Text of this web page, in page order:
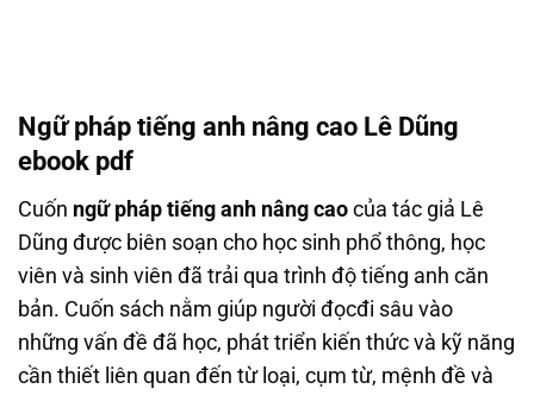
Ngữ pháp tiếng anh nâng cao Lê Dũng
ebook pdf
Cuốn ngữ pháp tiếng anh nâng caocủa tác giả Lê
Dũng được biên soạn cho học sinh phổ thông, học
viên và sinh viên đã trải qua trình độ tiếng anh căn
bản. Cuốn sách nằm giúp người đọcđi sâu vào
những vấn đề đã học, phát triển kiến thức và kỹ năng
cần thiết liên quan đến từ loại, cụm từ, mệnh đề và